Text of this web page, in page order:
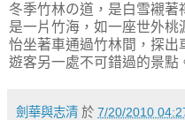
冬季竹林の道，是白雪襯
是一片竹海，如一座世外
怡坐著車通過竹林間，探出
遊客另一處不可錯過的景點
劍華與志清 於 7/20/2010